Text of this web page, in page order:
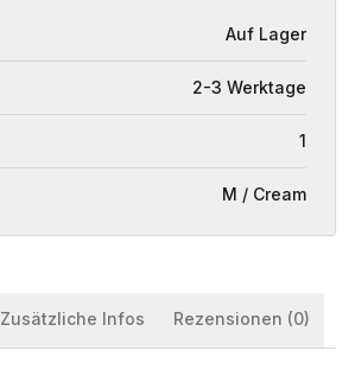
Auf Lager
2-3 Werktage
1
M / Cream
Zusätzliche Infos Rezensionen (0)